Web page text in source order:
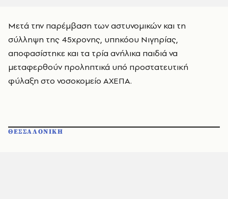
Μετά την παρέμβαση των αστυνομικών και τη
σύλληψη της 45χρονης, υπηκόου Νιγηρίας,
αποφασίστηκε και τα τρία ανήλικα παιδιά να
μεταφερθούν προληπτικά υπό προστατευτική
φύλαξη στο νοσοκομείο ΑΧΕΠΑ.
ΘΕΣΣΑΛΟΝΙΚΗ